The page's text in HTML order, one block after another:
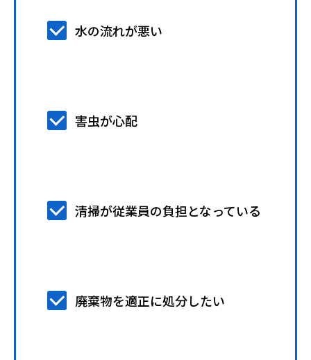
廃棄物のお持ち込み
水の流れが悪い
害虫が心配
清掃が従業員の負担となっている
廃棄物を適正に処分したい